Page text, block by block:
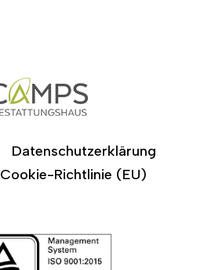
Datenschutzerklärung
Cookie-Richtlinie (EU)